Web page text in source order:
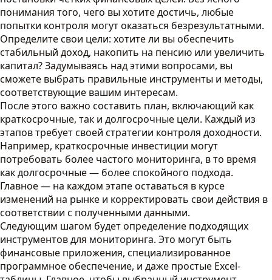
понимания того, чего вы хотите достичь, любые
попытки контроля могут оказаться безрезультатными.
Определите свои цели: хотите ли вы обеспечить
стабильный доход, накопить на пенсию или увеличить
капитал? Задумываясь над этими вопросами, вы
сможете выбрать правильные инструменты и методы,
соответствующие вашим интересам.
После этого важно составить план, включающий как
краткосрочные, так и долгосрочные цели. Каждый из
этапов требует своей стратегии контроля доходности.
Например, краткосрочные инвестиции могут
потребовать более частого мониторинга, в то время
как долгосрочные — более спокойного подхода.
Главное — на каждом этапе оставаться в курсе
изменений на рынке и корректировать свои действия в
соответствии с полученными данными.
Следующим шагом будет определение подходящих
инструментов для мониторинга. Это могут быть
финансовые приложения, специализированное
программное обеспечение, и даже простые Excel-